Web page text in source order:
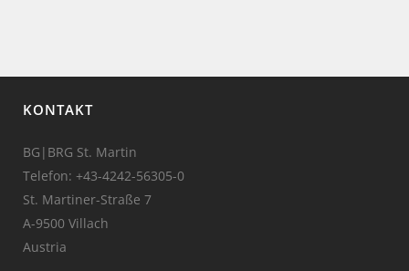
KONTAKT
BG|BRG St. Martin
Telefon: +43-4242-56305-0
St. Martiner-Straße 7
A-9500 Villach
Austria